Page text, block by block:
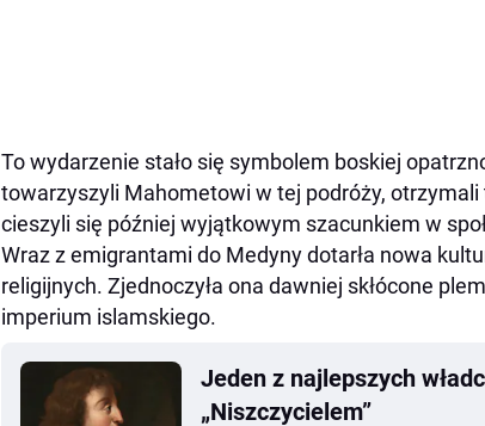
To wydarzenie stało się symbolem boskiej
towarzyszyli Mahometowi w tej podróży,
cieszyli się później wyjątkowym szacunkiem w
Wraz z emigrantami do Medyny dotarła nowa
religijnych. Zjednoczyła ona dawniej skłócone
imperium islamskiego.
Jeden z najlepszych
„Niszczycielem”